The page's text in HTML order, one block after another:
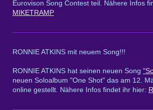
Eurovison Song Contest teil. Nähere Infos
MIKETRAMP
RONNIE ATKINS mit neuem Song!!!
RONNIE ATKINS hat seinen neuen Song
neuen Soloalbum "One Shot" das am 12.
online gestellt. Nähere Infos findet ihr hier: